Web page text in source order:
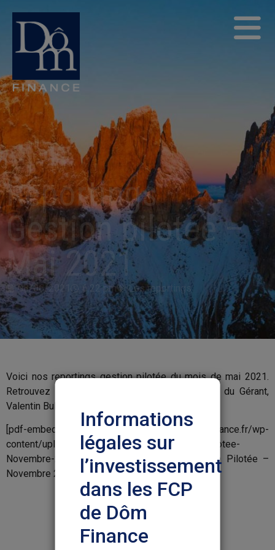
Reportings
Gestion pilotée –
Mai 2021
08/06/2021 6:22 pm Les reportings
Voici nos reportings gestion pilotée du mois de mai 2021.
Retrouvez les performances et le commentaire du Gérant,
Valentin Bulle.
[pdf-embedder url= »https://www.dom-finance.fr/wp-
content/uploads/2022/01/Reporting-Gestion-Pilotee-
Novembre-2021.pdf » title= »Reporting Gestion Pilotée –
Novembre 2021″]
Informations
légales sur
l’investissement
dans les FCP
de Dôm
Finance